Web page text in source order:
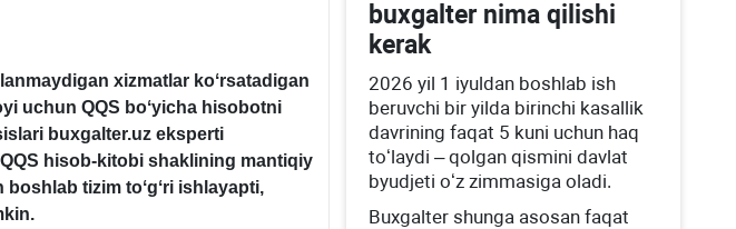
хizmatlar koʻrsatadigan
uchun QQS boʻyicha hisobotni
buxgalter.uz eksperti
hisob-kitobi shaklining mantiqiy
tizim toʻgʻri ishlayapti,
buхgalter nima qilishi
kerak
2026 yil 1 iyuldan boshlab ish
beruvchi bir yilda birinchi kasallik
davrining faqat 5 kuni uchun haq
toʻlaydi – qolgan qismini davlat
byudjeti oʻz zimmasiga oladi.
Buхgalter shunga asosan faqat